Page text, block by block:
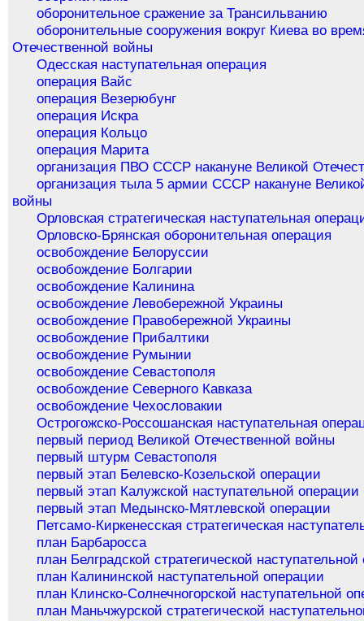
оборонительное сражение за Трансильванию
оборонительные сооружения вокруг Киева во
Отечественной войны
Одесская наступательная операция
операция Вайс
операция Везерюбунг
операция Искра
операция Кольцо
операция Марита
организация ПВО СССР накануне Великой
организация тыла 5 армии СССР накануне
войны
Орловская стратегическая наступательная
Орловско-Брянская оборонительная операция
освобождение Белоруссии
освобождение Болгарии
освобождение Калинина
освобождение Левобережной Украины
освобождение Правобережной Украины
освобождение Прибалтики
освобождение Румынии
освобождение Севастополя
освобождение Северного Кавказа
освобождение Чехословакии
Острогожско-Россошанская наступательная
первый период Великой Отечественной войны
первый штурм Севастополя
первый этап Белевско-Козельской операции
первый этап Калужской наступательной операции
первый этап Медынско-Мятлевской операции
Петсамо-Киркенесская стратегическая
план Барбаросса
план Белградской стратегической
план Калининской наступательной операции
план Клинско-Солнечногорской наступательной
план Маньчжурской стратегической